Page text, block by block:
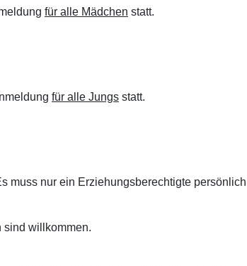
für alle Mädchen statt.
für alle Jungs statt.
muss nur ein Erziehungsberechtigte
sind willkommen.